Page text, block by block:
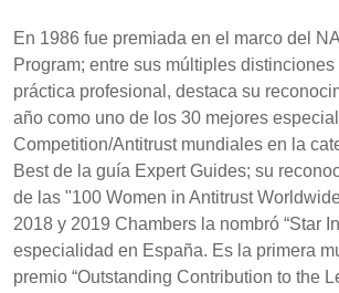
En 1986 fue premiada en el marco del
Program; entre sus múltiples
práctica profesional, destaca su
año como uno de los 30 mejores
Competition/Antitrust mundiales en la
Best de la guía Expert Guides; su
de las "100 Women in Antitrust
2018 y 2019 Chambers la nombró “Star
especialidad en España. Es la primera
premio “Outstanding Contribution to the